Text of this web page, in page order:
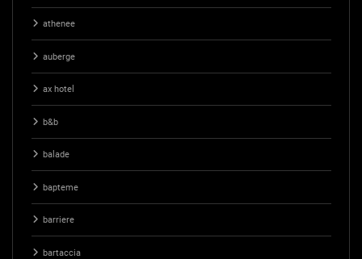
athenee
auberge
ax hotel
b&b
balade
bapteme
barriere
bartaccia